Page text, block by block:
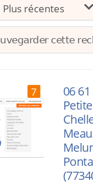
cette
7
06